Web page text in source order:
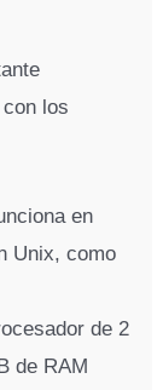
los
en
Unix, como
de 2
de RAM